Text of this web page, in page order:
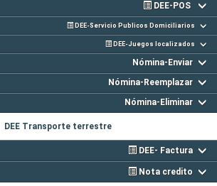
DEE-POS
DEE-Servicio Publicos Domiciliarios
DEE-Juegos localizados
Nómina-Enviar
Nómina-Reemplazar
Nómina-Eliminar
DEE Transporte terrestre
DEE- Factura
Nota credito